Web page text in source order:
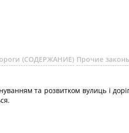
(СОДЕРЖАНИЕ) Прочие
та розвитком вулиць і